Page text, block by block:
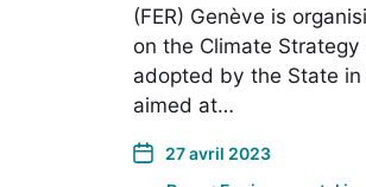
(FER) Genève is
on the Climate
adopted by the State
aimed at…
27 avril 2023